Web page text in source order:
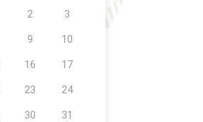
2
3
9
10
16
17
23
24
30 31